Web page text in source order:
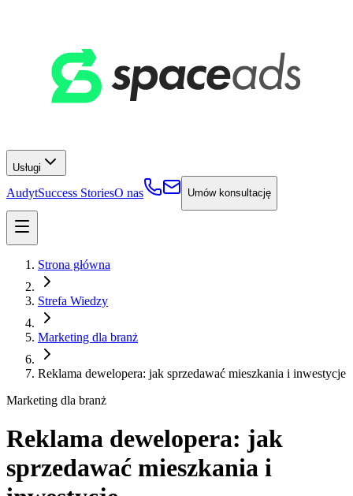
Usługi
AudytSuccess StoriesO nas Umów konsultację
Strona główna
Strefa Wiedzy
Marketing dla branż
Reklama dewelopera: jak sprzedawać mieszkania i inwestycje
Marketing dla branż
Reklama dewelopera: jak
sprzedawać mieszkania i